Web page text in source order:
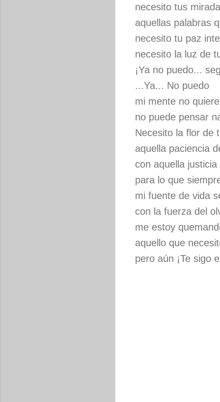
necesito tus
aquellas palabras
necesito tu paz
necesito la luz de
¡Ya no puedo...
...Ya... No puedo
mi mente no
no puede pensar
Necesito la flor de
aquella paciencia
con aquella
para lo que
mi fuente de vida
con la fuerza del
me estoy
aquello que
pero aún ¡Te sigo